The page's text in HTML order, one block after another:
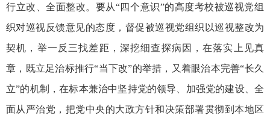
行立改、全面整改。要从“四个意识”的高度考校被巡视党组
织对巡视反馈意见的态度，督促被巡视党组织以巡视整改为
契机，举一反三找差距，深挖细查探病因，在落实上见真
章，既立足治标推行“当下改”的举措，又着眼治本完善“长久
立”的机制，在标本兼治中坚持党的领导、加强党的建设、全
面从严治党，把党中央的大政方针和决策部署贯彻到本地区